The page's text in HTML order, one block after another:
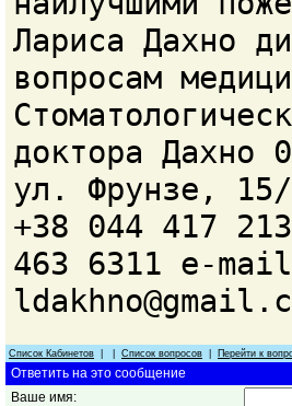
Лариса Дахно
вопросам
доктора Дахно
ул. Фрунзе,
+38 044 417
463 6311 e-
Список Кабинетов
Список вопросов Перейти к
Ответить на это сообщение
Ваше имя: